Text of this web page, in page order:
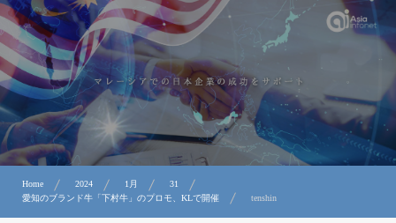
労務サービス
プライバシーポリシー及び著作権について
お問合せ
Home 2024 1月
31
愛知のブランド牛「下村牛」のプロモ、KLで開催
tenshin